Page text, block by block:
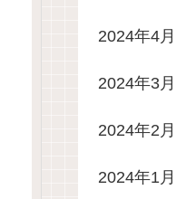
2024年4月
2024年3月
2024年2月
2024年1月